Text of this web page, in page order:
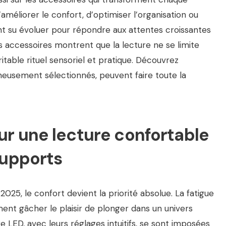
le confort, d’optimiser l’organisation ou
su évoluer pour répondre aux attentes croissantes
accessoires montrent que la lecture ne se limite
rituel sensoriel et pratique. Découvrez
sélectionnés, peuvent faire toute la
une lecture confortable
le confort devient la priorité absolue. La fatigue
gâcher le plaisir de plonger dans un univers
avec leurs réglages intuitifs, se sont imposées